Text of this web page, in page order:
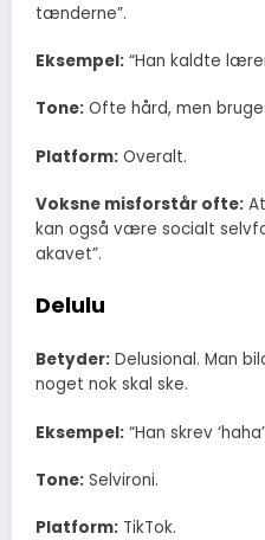
tænderne”.
Eksempel: “Han kaldte
Tone: Ofte hård, men
Platform: Overalt.
Voksne misforstår ofte:
kan også være socialt
akavet”.
Delulu
Betyder: Delusional. Man
noget nok skal ske.
Eksempel: “Han skrev
Tone: Selvironi.
Platform: TikTok.